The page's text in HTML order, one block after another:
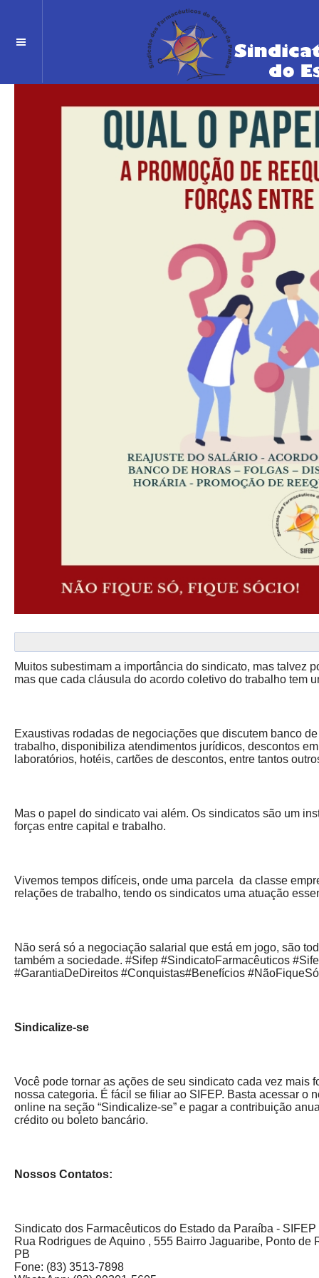
Muitos subestimam a importância do sindicato, mas talvez
mas que cada cláusula do acordo coletivo do trabalho tem
Exaustivas rodadas de negociações que discutem banco
trabalho, disponibiliza atendimentos jurídicos, descontos
laboratórios, hotéis, cartões de descontos, entre tantos
Mas o papel do sindicato vai além. Os sindicatos são um
forças entre capital e trabalho.
Vivemos tempos difíceis, onde uma parcela da classe
relações de trabalho, tendo os sindicatos uma atuação
Não será só a negociação salarial que está em jogo, são
também a sociedade. #Sifep #SindicatoFarmacêuticos
#GarantiaDeDireitos #Conquistas#Benefícios
Sindicalize-se
Você pode tornar as ações de seu sindicato cada vez mais
nossa categoria. É fácil se filiar ao SIFEP. Basta acessar o
online na seção “Sindicalize-se” e pagar a contribuição
crédito ou boleto bancário.
Nossos Contatos:
Sindicato dos Farmacêuticos do Estado da Paraíba - SIFEP
Rua Rodrigues de Aquino , 555 Bairro Jaguaribe, Ponto
PB
Fone: (83) 3513-7898